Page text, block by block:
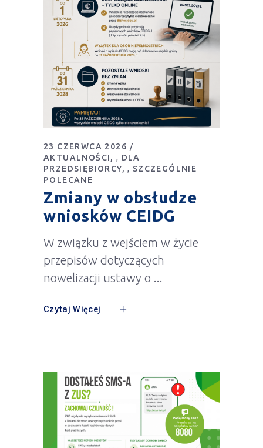
23 CZERWCA 2026
AKTUALNOŚCI
,
DLA
PRZEDSIĘBIORCY
, SZCZEGÓLNIE
POLECANE
Zmiany w obsłudze
wniosków CEIDG
W związku z wejściem w życie
przepisów dotyczących
nowelizacji ustawy o
Czytaj Więcej